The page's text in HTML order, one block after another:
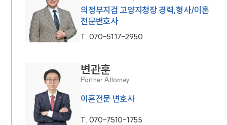
의정부지검 고양지청장 경력,형사/이혼
전문변호사
T. 070-5117-2950
변관훈
Partner Attorney
이혼전문 변호사
T. 070-7510-1755